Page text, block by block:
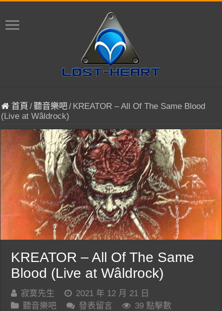
首頁 /聽音樂吧/ KREATOR – All Of The Same Blood
(Live at Wâldrock)
KREATOR – All Of The Same
Blood (Live at Wâldrock)
寂寞先生
2021 年 12 月 21 日
聽音樂吧
發表留言 39 點擊數